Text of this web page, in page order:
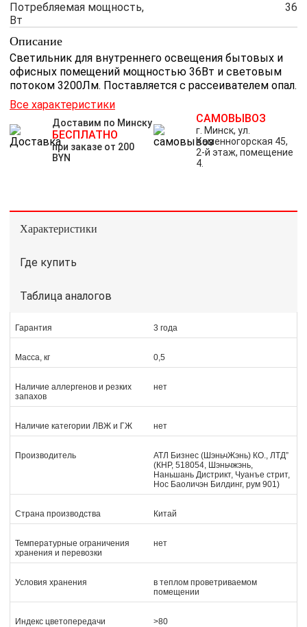
Потребляемая мощность,
Вт
36
Описание
Светильник для внутреннего освещения бытовых и
офисных помещений мощностью 36Вт и световым
потоком 3200Лм. Поставляется с рассеивателем опал.
Все характеристики
Доставим по Минску
БЕСПЛАТНО
при заказе от 200
BYN
САМОВЫВОЗ
г. Минск, ул.
Каменногорская 45,
2-й этаж, помещение
4.
Характеристики
Где купить
Таблица аналогов
Гарантия 3 года
Масса, кг 0,5
Наличие аллергенов и резких
запахов
нет
Наличие категории ЛВЖ и ГЖ нет
Производитель
АТЛ Бизнес (ШэньчЖэнь) КО., ЛТД”
(КНР, 518054, Шэньчжэнь,
Наньшань Дистрикт, Чуанъе стрит,
Нос Баоличэн Билдинг, рум 901)
Страна производства Китай
Температурные ограничения
хранения и перевозки
нет
Условия хранения
в теплом проветриваемом
помещении
Индекс цветопередачи >80